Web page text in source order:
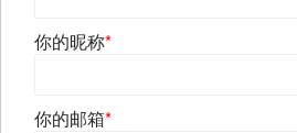
你的昵称*
你的邮箱*